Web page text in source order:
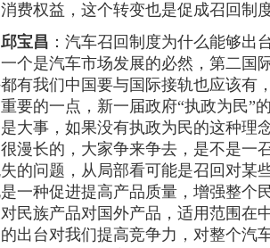
费权益，这个转变也是促成召回制
邱宝昌 ：汽车召回制度为什么能够出
个是汽车市场发展的必然，第二国
有我们中国要与国际接轨也应该有
要的一点，新一届政府“执政为民”
大事，如果没有执政为民的这种理
漫长的，大家争来争去，是不是一
的问题，从局部看可能是召回对某
一种促进提高产品质量，增强整个
民族产品对国外产品，适用范围在
出台对我们提高竞争力，对整个汽